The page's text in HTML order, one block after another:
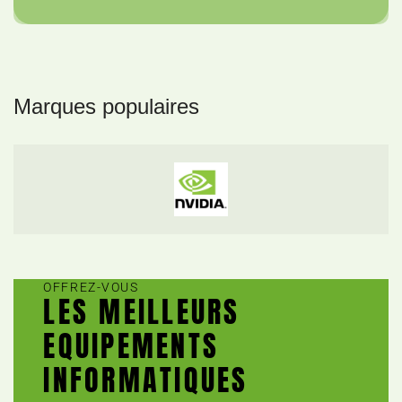
Marques populaires
OFFREZ-VOUS
LES MEILLEURS
EQUIPEMENTS
INFORMATIQUES